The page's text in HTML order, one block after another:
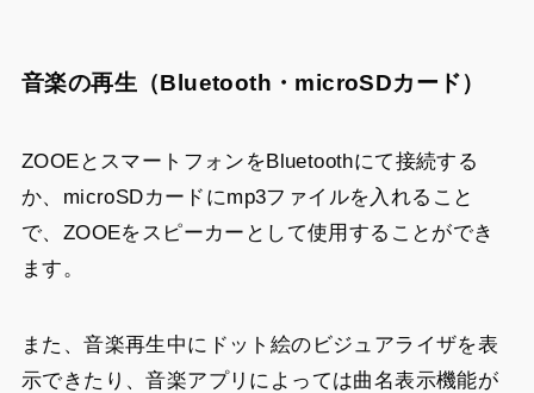
音楽の再生（Bluetooth・microSDカード）
ZOOEとスマートフォンをBluetoothにて接続する
か、microSDカードにmp3ファイルを入れること
で、ZOOEをスピーカーとして使用することができ
ます。
また、音楽再生中にドット絵のビジュアライザを表
示できたり、音楽アプリによっては曲名表示機能が